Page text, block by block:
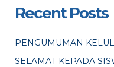
Recent Posts
PENGUMUMAN
SELAMAT KEPADA